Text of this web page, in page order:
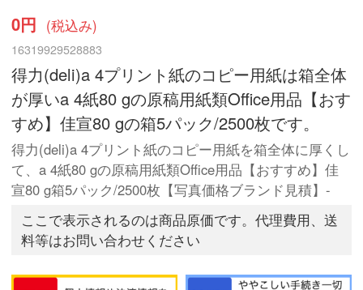
0円 (税込み)
16319929528883
得力(deli)a 4プリント紙のコピー用紙は箱全体
が厚いa 4紙80 gの原稿用紙類Office用品【おす
すめ】佳宣80 gの箱5パック/2500枚です。
得力(deli)a 4プリント紙のコピー用紙を箱全体に厚くし
て、a 4紙80 gの原稿用紙類Office用品【おすすめ】佳
宣80 g箱5パック/2500枚【写真価格ブランド見積】-
ここで表示されるのは商品原価です。代理費用、送
料等はお問い合わせください